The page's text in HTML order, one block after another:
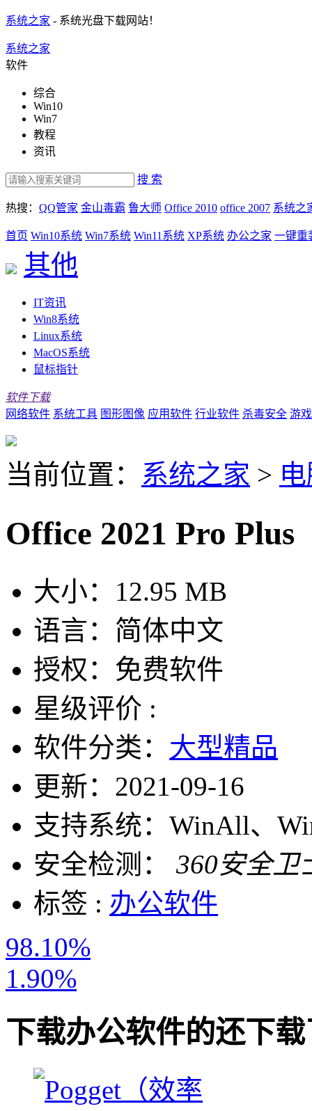
系统之家 - 系统光盘下载网站！
系统之家
软件
综合
Win10
Win7
教程
资讯
搜 索
热搜： QQ管家 金山毒霸 鲁大师 Office 2010 office 2007 系统之
首页 Win10系统 Win7系统 Win11系统 XP系统 办公之家 一键重
其他
IT资讯
Win8系统
Linux系统
MacOS系统
鼠标指针
软件下载
网络软件 系统工具 图形图像 应用软件 行业软件 杀毒安全 游
当前位置： 系统之家 >
Office 2021 Pro
大小： 12.95 MB
语言： 简体中文
授权： 免费软件
星级评价 :
软件分类： 大型精品
更新： 2021-09-16
支持系统： WinAll、
安全检测：
360安全卫
标签 : 办公软件
98.10%
1.90%
下载办公软件的还下